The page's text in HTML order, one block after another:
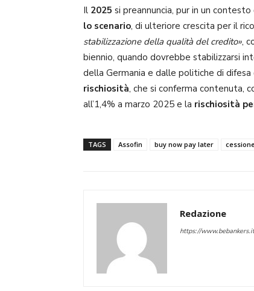
Il 2025 si preannuncia, pur in un
lo scenario, di ulteriore crescita per il
stabilizzazione della qualità del credito»,
biennio, quando dovrebbe stabilizzarsi
della Germania e dalle politiche di
rischiosità, che si conferma contenuta,
all’1,4% a marzo 2025 e la rischiosità
TAGS Assofin buy now pay later
Redazione
https://